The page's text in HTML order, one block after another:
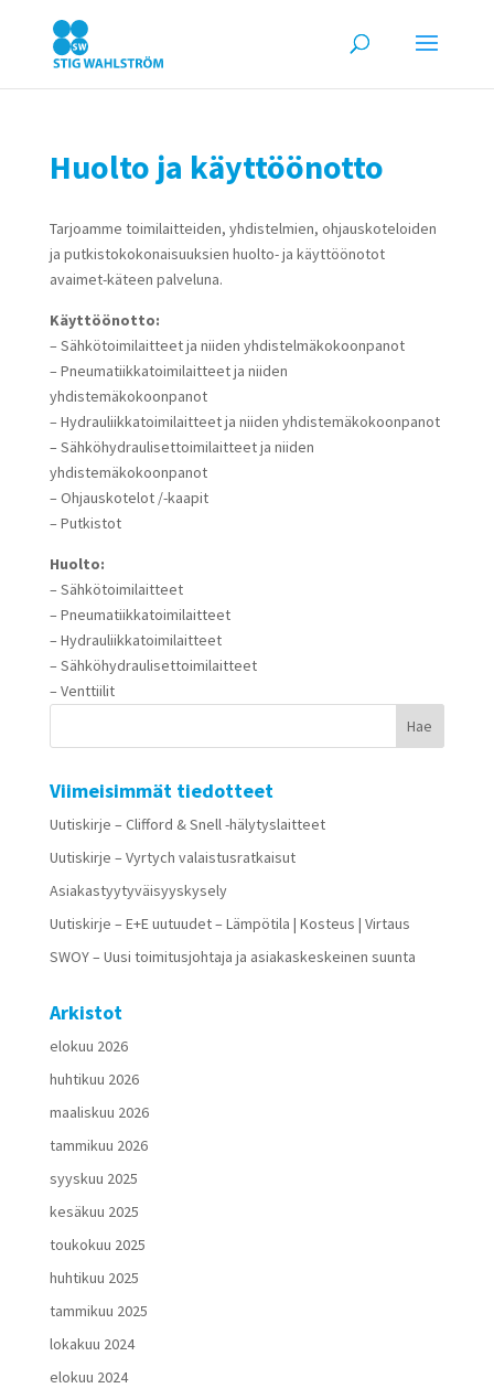
Huolto ja käyttöönotto
Tarjoamme toimilaitteiden, yhdistelmien, ohjauskoteloiden
ja putkistokokonaisuuksien huolto- ja käyttöönotot
avaimet-käteen palveluna.
Käyttöönotto:
– Sähkötoimilaitteet ja niiden yhdistelmäkokoonpanot
– Pneumatiikkatoimilaitteet ja niiden
yhdistemäkokoonpanot
– Hydrauliikkatoimilaitteet ja niiden yhdistemäkokoonpanot
– Sähköhydraulisettoimilaitteet ja niiden
yhdistemäkokoonpanot
– Ohjauskotelot /-kaapit
– Putkistot
Huolto:
– Sähkötoimilaitteet
– Pneumatiikkatoimilaitteet
– Hydrauliikkatoimilaitteet
– Sähköhydraulisettoimilaitteet
– Venttiilit
Viimeisimmät tiedotteet
Uutiskirje – Clifford & Snell -hälytyslaitteet
Uutiskirje – Vyrtych valaistusratkaisut
Asiakastyytyväisyyskysely
Uutiskirje – E+E uutuudet – Lämpötila | Kosteus | Virtaus
SWOY – Uusi toimitusjohtaja ja asiakaskeskeinen suunta
Arkistot
elokuu 2026
huhtikuu 2026
maaliskuu 2026
tammikuu 2026
syyskuu 2025
kesäkuu 2025
toukokuu 2025
huhtikuu 2025
tammikuu 2025
lokakuu 2024
elokuu 2024